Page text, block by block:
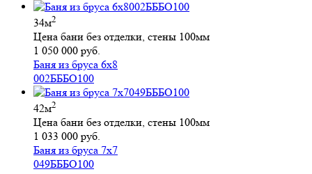
34м2
Цена бани без отделки, стены 100мм
1 050 000 руб.
Баня из бруса 6х8
002БББО100
42м2
Цена бани без отделки, стены 100мм
1 033 000 руб.
Баня из бруса 7х7
049БББО100